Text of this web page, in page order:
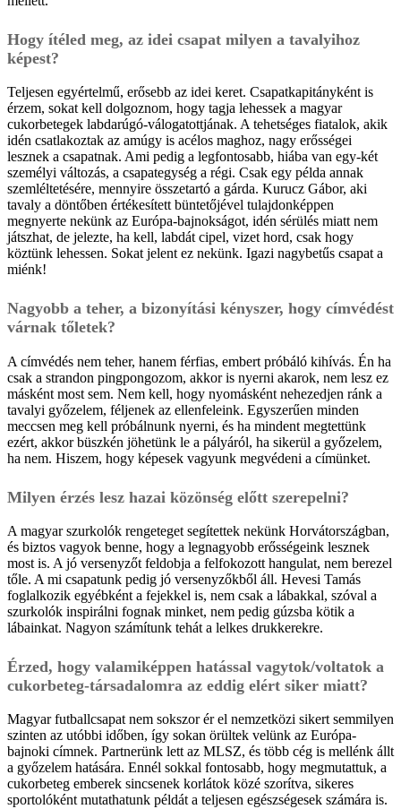
Hogy ítéled meg, az idei csapat milyen a tavalyihoz
képest?
Teljesen egyértelmű, erősebb az idei keret. Csapatkapitányként is
érzem, sokat kell dolgoznom, hogy tagja lehessek a magyar
cukorbetegek labdarúgó-válogatottjának. A tehetséges fiatalok, akik
idén csatlakoztak az amúgy is acélos maghoz, nagy erősségei
lesznek a csapatnak. Ami pedig a legfontosabb, hiába van egy-két
személyi változás, a csapategység a régi. Csak egy példa annak
szemléltetésére, mennyire összetartó a gárda. Kurucz Gábor, aki
tavaly a döntőben értékesített büntetőjével tulajdonképpen
megnyerte nekünk az Európa-bajnokságot, idén sérülés miatt nem
játszhat, de jelezte, ha kell, labdát cipel, vizet hord, csak hogy
köztünk lehessen. Sokat jelent ez nekünk. Igazi nagybetűs csapat a
miénk!
Nagyobb a teher, a bizonyítási kényszer, hogy címvédést
várnak tőletek?
A címvédés nem teher, hanem férfias, embert próbáló kihívás. Én ha
csak a strandon pingpongozom, akkor is nyerni akarok, nem lesz ez
másként most sem. Nem kell, hogy nyomásként nehezedjen ránk a
tavalyi győzelem, féljenek az ellenfeleink. Egyszerűen minden
meccsen meg kell próbálnunk nyerni, és ha mindent megtettünk
ezért, akkor büszkén jöhetünk le a pályáról, ha sikerül a győzelem,
ha nem. Hiszem, hogy képesek vagyunk megvédeni a címünket.
Milyen érzés lesz hazai közönség előtt szerepelni?
A magyar szurkolók rengeteget segítettek nekünk Horvátországban,
és biztos vagyok benne, hogy a legnagyobb erősségeink lesznek
most is. A jó versenyzőt feldobja a felfokozott hangulat, nem berezel
tőle. A mi csapatunk pedig jó versenyzőkből áll. Hevesi Tamás
foglalkozik egyébként a fejekkel is, nem csak a lábakkal, szóval a
szurkolók inspirálni fognak minket, nem pedig gúzsba kötik a
lábainkat. Nagyon számítunk tehát a lelkes drukkerekre.
Érzed, hogy valamiképpen hatással vagytok/voltatok a
cukorbeteg-társadalomra az eddig elért siker miatt?
Magyar futballcsapat nem sokszor ér el nemzetközi sikert semmilyen
szinten az utóbbi időben, így sokan örültek velünk az Európa-
bajnoki címnek. Partnerünk lett az MLSZ, és több cég is mellénk állt
a győzelem hatására. Ennél sokkal fontosabb, hogy megmutattuk, a
cukorbeteg emberek sincsenek korlátok közé szorítva, sikeres
sportolóként mutathatunk példát a teljesen egészségesek számára is.